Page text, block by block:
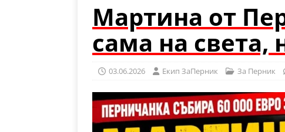
Мартина от
сама на света,
03.06.2026 Eкип ЗаПерник За Перник